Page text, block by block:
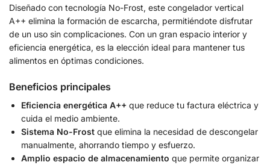
Diseñado con tecnología No-Frost, este congelador vertical
A++ elimina la formación de escarcha, permitiéndote disfrutar
de un uso sin complicaciones. Con un gran espacio interior y
eficiencia energética, es la elección ideal para mantener tus
alimentos en óptimas condiciones.
Beneficios principales
Eficiencia energética A++ que reduce tu factura eléctrica y
cuida el medio ambiente.
Sistema No-Frost que elimina la necesidad de descongelar
manualmente, ahorrando tiempo y esfuerzo.
Amplio espacio de almacenamiento que permite organizar